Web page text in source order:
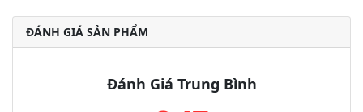
iPhone 14 sở hữu thiết kế cao cấp
dáng thiết kế so với thế hệ tiền nhiệm, vẫn là mặt lưng phẳng
cùng bộ khung vuông giúp máy trở nên hiện đại hơn.
ĐÁNH GIÁ SẢN PHẨM
Đánh Giá Trung Bình